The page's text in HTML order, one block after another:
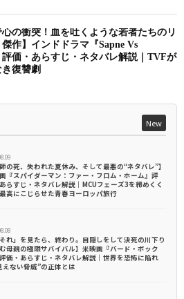
心の衝突！血を吐くような若者たちのリ
作】インドドラマ『Sapne Vs
評価・あらすじ・ネタバレ解説｜TVFが
復讐劇
New
師の死、失われた夏休み、そして最悪の“ネタバレ”】
『スパイダーマン：ファー・フロム・ホーム』評
らすじ・ネタバレ解説｜MCUフェーズ3を締めくく
高にこじらせた青春ヨーロッパ旅行
それ」を見たら、終わり。目隠しをして決死の川下り
母親の極限サバイバル】米映画『バード・ボック
価・あらすじ・ネタバレ解説｜世界を恐怖に陥れ
えない脅威”の正体とは